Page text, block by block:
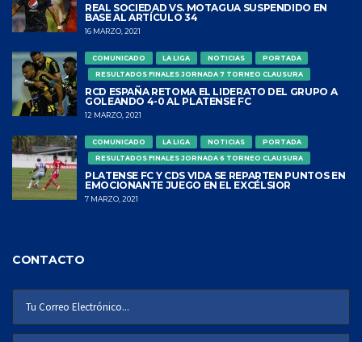
REAL SOCIEDAD VS. MOTAGUA SUSPENDIDO EN
BASE AL ARTÍCULO 34
16 MARZO, 2021
COMUNICADO LA LIGA NOTICIAS
PORTADA
RESULTADOS FINALES JORNADA 7 TORNEO CLAUSURA
RCD ESPAÑA RETOMA EL LIDERATO DEL GRUPO A
GOLEANDO 4-0 AL PLATENSE FC
12 MARZO, 2021
COMUNICADO LA LIGA NOTICIAS
PORTADA
RESULTADOS FINALES JORNADA 6 TORNEO CLAUSURA
PLATENSE FC Y CDS VIDA SE REPARTEN PUNTOS EN
EMOCIONANTE JUEGO EN EL EXCÉLSIOR
7 MARZO, 2021
CONTACTO